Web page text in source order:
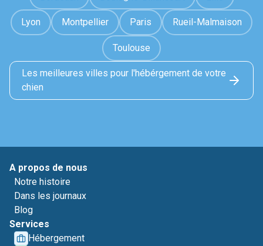
Lyon Montpellier Paris Rueil-Malmaison
Toulouse
Les meilleures villes pour l'hébérgement de votre
chien
A propos de nous
Notre histoire
Dans les journaux
Blog
Services
Hébergement